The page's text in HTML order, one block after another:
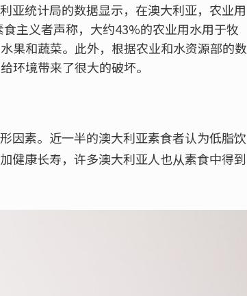
亚统计局的数据显示，在澳大利亚，农业用
主义者声称，大约43%的农业用水用于牧
果和蔬菜。此外，根据农业和水资源部的数
环境带来了很大的破坏。
因素。近一半的澳大利亚素食者认为低脂饮
健康长寿，许多澳大利亚人也从素食中得到